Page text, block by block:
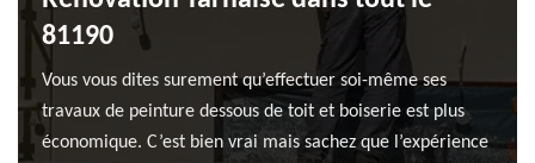
81190
Vous vous dites surement qu’effectuer soi-même ses
travaux de peinture dessous de toit et boiserie est plus
économique. C’est bien vrai mais sachez que l’expérience